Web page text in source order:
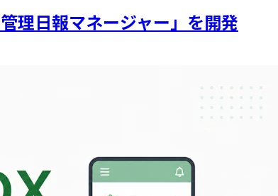
理日報マネージャー」を開発